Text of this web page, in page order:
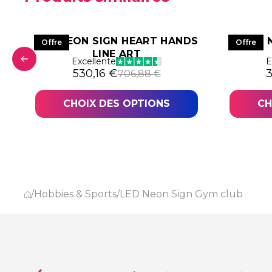
€.
€.
Offre
LED NEON SIGN HEART HANDS
LINE ART
Excellente
706,88€
Le prix initial était : 706,88 €.
530,16 €
Le prix actuel est : 530,16 €.
CHOIX DES OPTIONS
Offre
LED
/Hobbies & Sports/LED Neon Sign Gym club